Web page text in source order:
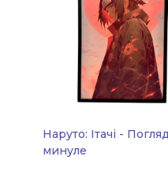
Наруто: Ітачі -
минуле